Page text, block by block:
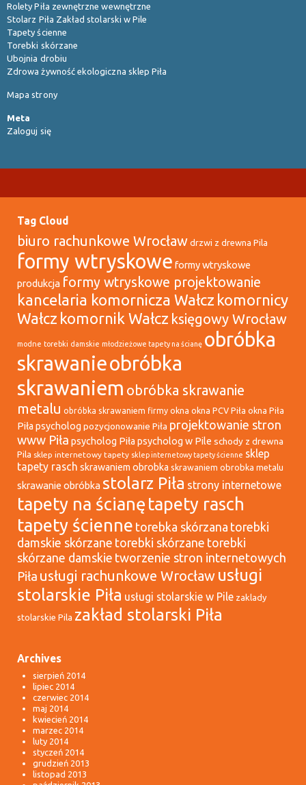
Rolety Piła zewnętrzne wewnętrzne
Stolarz Piła Zakład stolarski w Pile
Tapety ścienne
Torebki skórzane
Ubojnia drobiu
Zdrowa żywność ekologiczna sklep Piła
Mapa strony
Meta
Zaloguj się
Tag Cloud
biuro rachunkowe Wrocław drzwi z drewna Pila
formy wtryskowe formy wtryskowe
produkcja formy wtryskowe projektowanie
kancelaria komornicza Wałcz komornicy
Wałcz komornik Wałcz księgowy Wrocław
modne torebki damskie młodzieżowe tapety na ścianę obróbka
skrawanieobróbka
skrawaniem obróbka skrawanie
metalu obróbka skrawaniem firmy okna okna PCV Piła okna Piła
Piła psycholog pozycjonowanie Piła projektowanie stron
www Piła psycholog Piła psycholog w Pile schody z drewna
Pila sklep internetowy tapety sklep internetowy tapety ścienne sklep
tapety rasch skrawaniem obrobka skrawaniem obrobka metalu
skrawanie obróbka stolarz Piła strony internetowe
tapety na ścianę tapety rasch
tapety ścienne torebka skórzana torebki
damskie skórzane torebki skórzane torebki
skórzane damskie tworzenie stron internetowych
Piła usługi rachunkowe Wrocław usługi
stolarskie Piła usługi stolarskie w Pile zaklady
stolarskie Pila zakład stolarski Piła
Archives
sierpień 2014
lipiec 2014
czerwiec 2014
maj 2014
kwiecień 2014
marzec 2014
luty 2014
styczeń 2014
grudzień 2013
listopad 2013